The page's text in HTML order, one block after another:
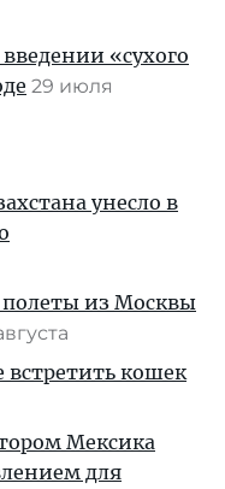
«сухого
29 июля
унесло в
из Москвы
встретить кошек
Мексика
для